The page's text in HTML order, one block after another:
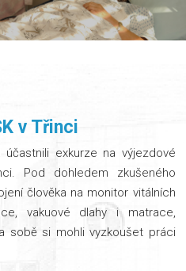
v Třinci
exkurze na výjezdové
Pod dohledem zkušeného
člověka na monitor vitálních
vakuové dlahy i matrace,
sobě si mohli vyzkoušet práci